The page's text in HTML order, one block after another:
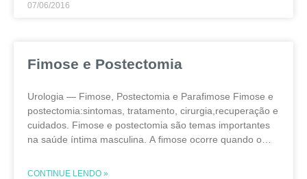
07/06/2016
Fimose e Postectomia
Urologia — Fimose, Postectomia e Parafimose Fimose e
postectomia:sintomas, tratamento, cirurgia,recuperação e
cuidados. Fimose e postectomia são temas importantes
na saúde íntima masculina. A fimose ocorre quando o
causar dor, fissuras, inflamações de
CONTINUE LENDO »